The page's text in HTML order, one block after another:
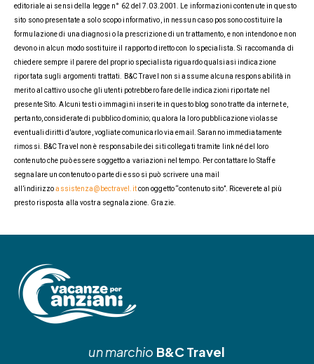
editoriale ai sensi della legge n° 62 del 7.03.2001. Le informazioni contenute in questo
sito sono presentate a solo scopo informativo, in nessun caso possono costituire la
formulazione di una diagnosi o la prescrizione di un trattamento, e non intendono e non
devono in alcun modo sostituire il rapporto diretto con lo specialista. Si raccomanda di
chiedere sempre il parere del proprio specialista riguardo qualsiasi indicazione
riportata sugli argomenti trattati. B&C Travel non si assume alcuna responsabilità in
merito al cattivo uso che gli utenti potrebbero fare delle indicazioni riportate nel
presente Sito. Alcuni testi o immagini inserite in questo blog sono tratte da internet e,
pertanto, considerate di pubblico dominio; qualora la loro pubblicazione violasse
eventuali diritti d’autore, vogliate comunicarlo via email. Saranno immediatamente
rimossi. B&C Travel non è responsabile dei siti collegati tramite link né del loro
contenuto che può essere soggetto a variazioni nel tempo. Per contattare lo Staff e
segnalare un contenuto o parte di esso si può scrivere una mail
all’indirizzoassistenza@bectravel.itcon oggetto “contenuto sito”. Riceverete al più
presto risposta alla vostra segnalazione. Grazie.
un marchio B&C Travel